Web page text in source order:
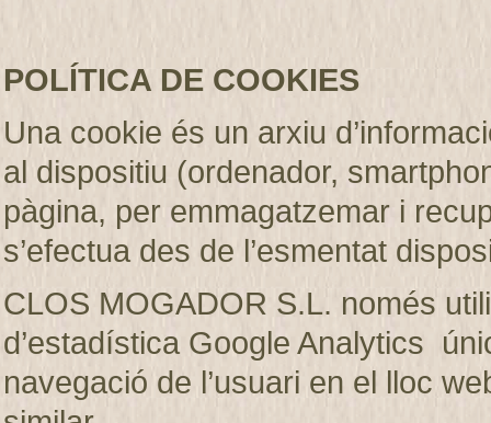
POLÍTICA DE COOKIES
Una cookie és un arxiu
al dispositiu (ordenador,
pàgina, per emmagatzemar i
s’efectua des de l’esmentat
CLOS MOGADOR S.L. només
d’estadística Google Analytics
navegació de l’usuari en el lloc